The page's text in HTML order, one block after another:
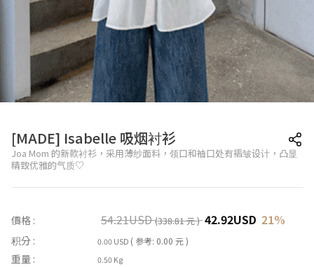
[MADE] Isabelle 吸烟衬衫
Joa Mom 的新款衬衫，采用薄纱面料，领口和袖口处有褶皱设计，凸显
精致优雅的气质♡
價格 : 54.21USD (338.81 元 ) 42.92USD 21%
积分 : 0.00 USD ( 参考: 0.00 元 )
重量 : 0.50 Kg